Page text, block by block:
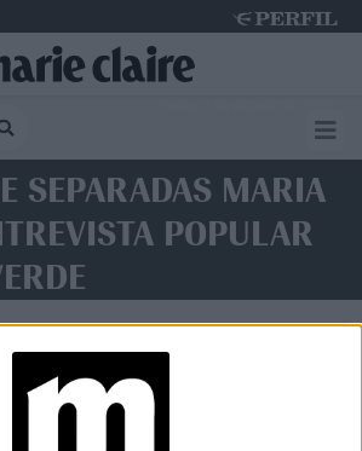
SEPARADAS MARIA
POPULAR